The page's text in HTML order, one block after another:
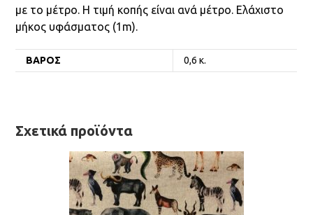
με το μέτρο. Η τιμή κοπής είναι ανά μέτρο. Ελάχιστο
μήκος υφάσματος (1m).
ΒΆΡΟΣ 0,6 κ.
Σχετικά προϊόντα